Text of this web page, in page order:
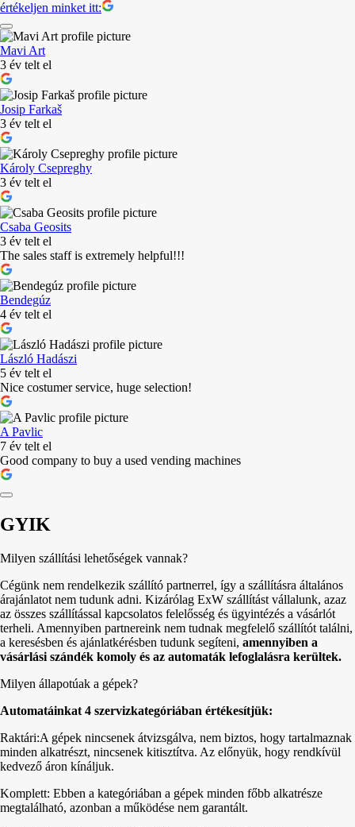
értékeljen minket itt:
Mavi Art
3 év telt el
Josip Farkaš
3 év telt el
Károly Csepreghy
3 év telt el
Csaba Geosits
3 év telt el
The sales staff is extremely helpful!!!
Bendegúz
4 év telt el
László Hadászi
5 év telt el
Nice costumer service, huge selection!
A Pavlic
7 év telt el
Good company to buy a used vending machines
GYIK
Milyen szállítási lehetőségek vannak?
Cégünk nem rendelkezik szállító partnerrel, így a szállításra általános
árajánlatot nem tudunk adni. Kizárólag ExW szállítást vállalunk, azaz
az összes szállítással kapcsolatos felelősség és ügyintézés a vásárlót
terheli. Amennyiben partnereink nem tudnak megfelelő szállítót találni,
a keresésben és ajánlatkérésben tudunk segíteni, amennyiben a
vásárlási szándék komoly és az automaták lefoglalásra kerültek.
Milyen állapotúak a gépek?
Automatáinkat 4 szervizkategóriában értékesítjük:
Raktári:A gépek nincsenek átvizsgálva, nem biztos, hogy tartalmaznak
minden alkatrészt, nincsenek kitisztítva. Az előnyük, hogy rendkívül
kedvező áron kínáljuk.
Komplett: Ebben a kategóriában a gépek minden főbb alkatrésze
megtalálható, azonban a működése nem garantált.